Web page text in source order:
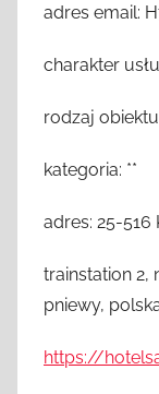
adres email:
charakter
rodzaj
kategoria: **
adres: 25-516
trainstation 2,
pniewy,
https://